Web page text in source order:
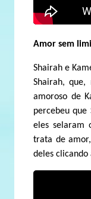
Amor sem
Shairah e
Shairah,
amoroso de
percebeu
eles selaram
trata de
deles clicando